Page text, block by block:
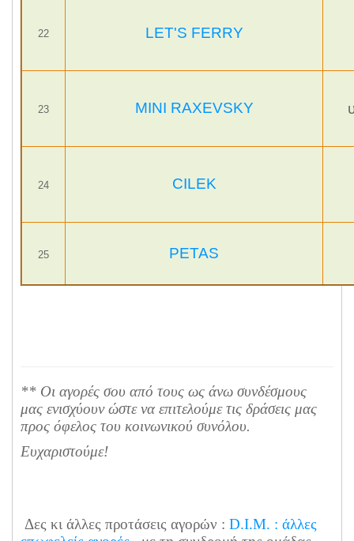
22 LET'S FERRY
23 MINI RAXEVSKY
24 CILEK
25 PETAS
** Οι αγορές σου από τους ως άνω συνδέσμους
μας ενισχύουν ώστε να επιτελούμε τις δράσεις μας
προς όφελος του κοινωνικού συνόλου.
Ευχαριστούμε!
Δες κι άλλες προτάσεις αγορών : D.I.M. : άλλες